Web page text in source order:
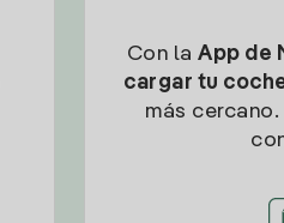
Con la App de
cargar tu
más cercano.